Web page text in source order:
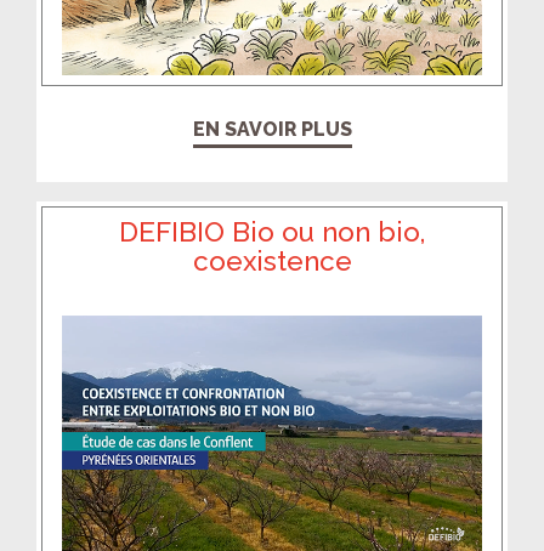
EN SAVOIR PLUS
DEFIBIO Bio ou non bio,
coexistence